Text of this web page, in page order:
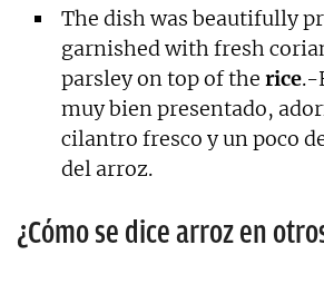
The dish was beautifully
garnished with fresh
parsley on top of the rice.-
muy bien presentado,
cilantro fresco y un poco
del arroz.
¿Cómo se dice arroz en